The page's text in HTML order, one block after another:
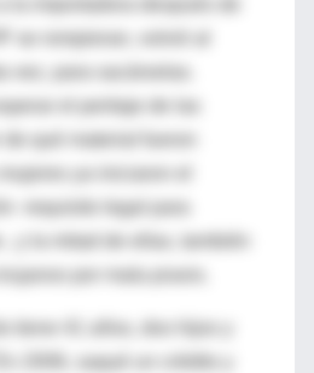
la importadora después de
el peritaje de las
-requisito legal para
2006, saqué un crédito y